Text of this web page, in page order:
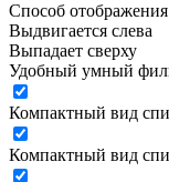
Способ
Выдвигается слева
Выпадает сверху
Удобный умный
Компактный вид
Компактный вид